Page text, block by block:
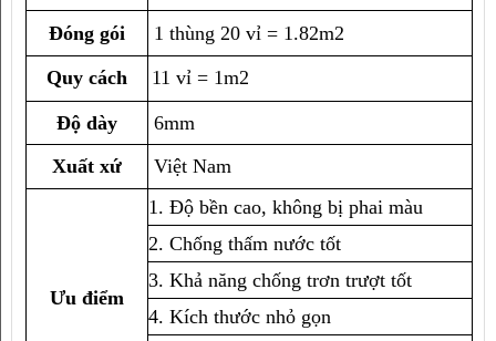
Đóng gói
1 thùng 20 vỉ = 1.82m2
Quy cách
11 vỉ = 1m2
Độ dày
6mm
Xuất xứ
Việt Nam
Ưu điểm
1. Độ bền cao, không bị phai màu
2. Chống thấm nước tốt
3. Khả năng chống trơn trượt tốt
4. Kích thước nhỏ gọn